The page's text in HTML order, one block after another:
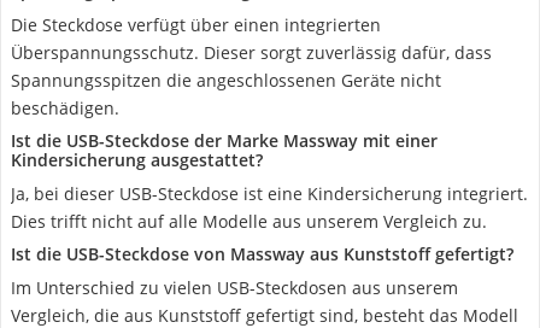
Die Steckdose verfügt über einen integrierten
Überspannungsschutz. Dieser sorgt zuverlässig dafür, dass
Spannungsspitzen die angeschlossenen Geräte nicht
beschädigen.
Ist die USB-Steckdose der Marke Massway mit einer
Kindersicherung ausgestattet?
Ja, bei dieser USB-Steckdose ist eine Kindersicherung integriert.
Dies trifft nicht auf alle Modelle aus unserem Vergleich zu.
Ist die USB-Steckdose von Massway aus Kunststoff gefertigt?
Im Unterschied zu vielen USB-Steckdosen aus unserem
Vergleich, die aus Kunststoff gefertigt sind, besteht das Modell